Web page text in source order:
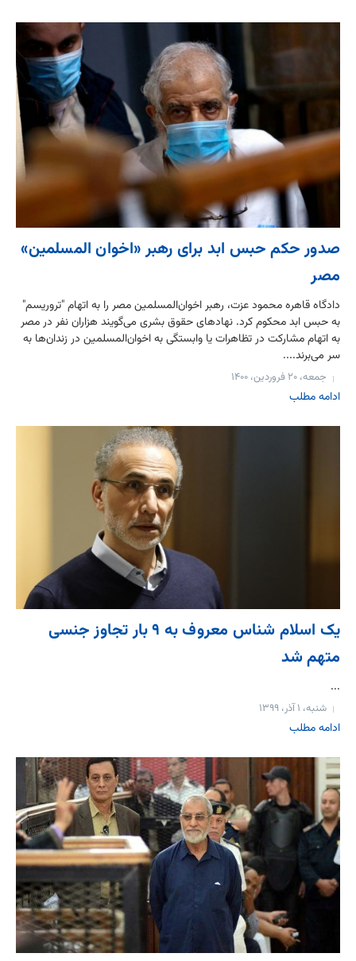
صدور حکم حبس ابد برای رهبر «اخوان المسلمین»
مصر
دادگاه قاهره محمود عزت، رهبر اخوان‌المسلمین مصر را به اتهام "تروریسم"
به حبس ابد محکوم کرد. نهادهای حقوق بشری می‌گویند هزاران نفر در مصر
به اتهام مشارکت در تظاهرات یا وابستگی به اخوان‌‌المسلمین در زندان‌ها به
سر می‌برند....
جمعه، ۲۰ فروردین، ۱۴۰۰
ادامه مطلب
یک اسلام شناس معروف به ٩ بار تجاوز جنسی
متهم شد
...
شنبه، ۱ آذر، ۱۳۹۹
ادامه مطلب